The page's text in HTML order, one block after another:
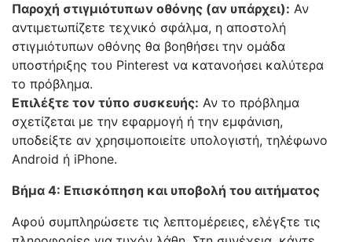
Παροχή στιγμιότυπων οθόνης (αν υπάρχει): Αν
αντιμετωπίζετε τεχνικό σφάλμα, η αποστολή
στιγμιότυπων οθόνης θα βοηθήσει την ομάδα
υποστήριξης του Pinterest να κατανοήσει καλύτερα
το πρόβλημα.
Επιλέξτε τον τύπο συσκευής: Αν το πρόβλημα
σχετίζεται με την εφαρμογή ή την εμφάνιση,
υποδείξτε αν χρησιμοποιείτε υπολογιστή, τηλέφωνο
Android ή iPhone.
Βήμα 4: Επισκόπηση και υποβολή του αιτήματος
Αφού συμπληρώσετε τις λεπτομέρειες, ελέγξτε τις